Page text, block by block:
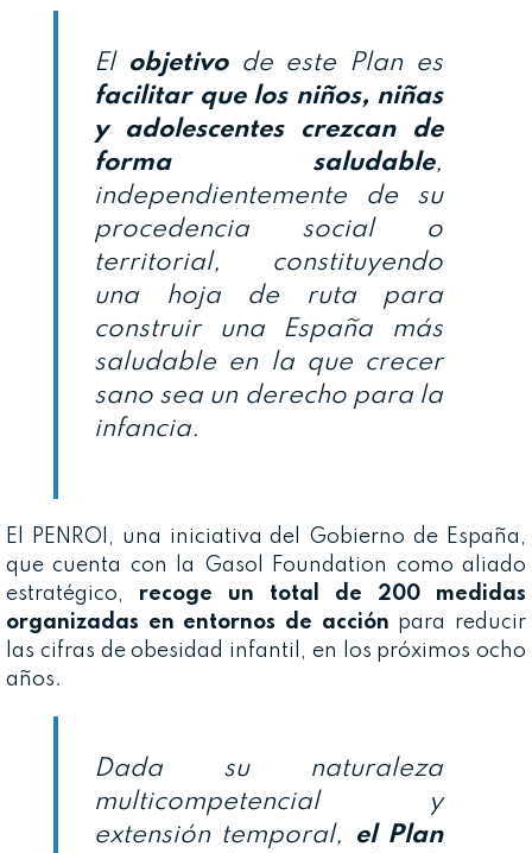
El objetivode este Plan es
facilitar que los niños, niñas
y adolescentes crezcan de
forma saludable,
independientemente de su
procedencia social o
territorial, constituyendo
una hoja de ruta para
construir una España más
saludable en la que crecer
sano sea un derecho para la
infancia.
El PENROI, una iniciativa del Gobierno de España,
que cuenta con la Gasol Foundation como aliado
estratégico,
recoge un total de
200 medidas
organizadas en entornos de acción para reducir
las cifras de obesidad infantil, en los próximos ocho
años.
Dada su naturaleza
multicompetencial y
extensión temporal,
el Plan